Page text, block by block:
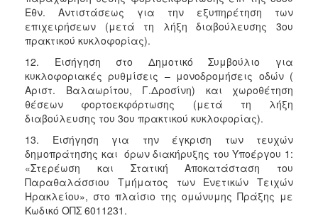
Εθν. Αντιστάσεως για την εξυπηρέτηση των
επιχειρήσεων (μετά τη λήξη διαβούλευσης 3ου
πρακτικού κυκλοφορίας).
12. Εισήγηση στο Δημοτικό Συμβούλιο για
κυκλοφοριακές ρυθμίσεις – μονοδρομήσεις οδών (
Αριστ. Βαλαωρίτου, Γ.Δροσίνη) και χωροθέτηση
θέσεων φορτοεκφόρτωσης (μετά τη λήξη
διαβούλευσης του 3ου πρακτικού κυκλοφορίας).
13. Εισήγηση για την έγκριση των τευχών
δημοπράτησης και όρων διακήρυξης του Υποέργου 1:
«Στερέωση και Στατική Αποκατάσταση του
Παραθαλάσσιου Τμήματος των Ενετικών Τειχών
Ηρακλείου», στο πλαίσιο της ομώνυμης Πράξης με
Κωδικό ΟΠΣ 6011231.